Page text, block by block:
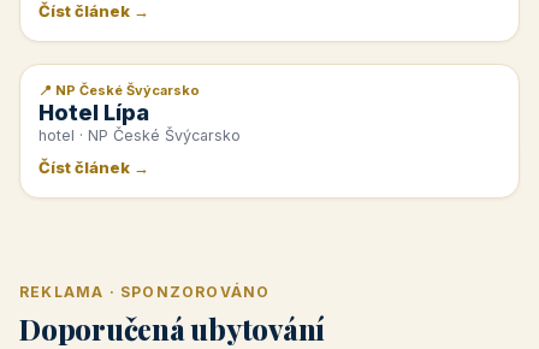
Číst článek →
📰 PR článek
📍 NP České Švýcarsko
Hotel Lípa
hotel · NP České Švýcarsko
Číst článek →
REKLAMA · SPONZOROVÁNO
Doporučená ubytování